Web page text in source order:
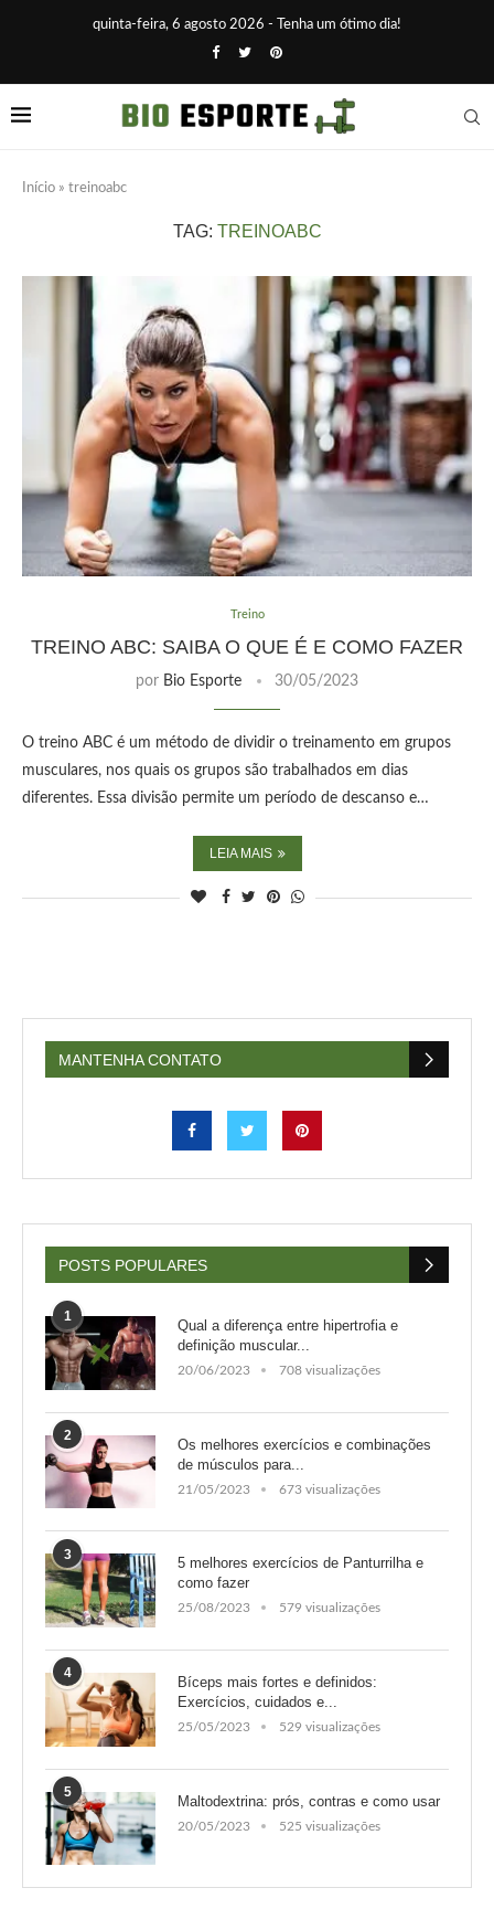
quinta-feira, 6 agosto 2026 - Tenha um ótimo dia!
Início » treinoabc
TAG: TREINOABC
Treino
TREINO ABC: SAIBA O QUE É E COMO FAZER
por Bio Esporte 30/05/2023
O treino ABC é um método de dividir o treinamento em grupos
musculares, nos quais os grupos são trabalhados em dias
diferentes. Essa divisão permite um período de descanso e…
LEIA MAIS
MANTENHA CONTATO
POSTS POPULARES
1
Qual a diferença entre hipertrofia e
definição muscular...
20/06/2023 708 visualizações
2
Os melhores exercícios e combinações
de músculos para...
21/05/2023 673 visualizações
3
5 melhores exercícios de Panturrilha e
como fazer
25/08/2023 579 visualizações
4
Bíceps mais fortes e definidos:
Exercícios, cuidados e...
25/05/2023 529 visualizações
5
Maltodextrina: prós, contras e como usar
20/05/2023 525 visualizações